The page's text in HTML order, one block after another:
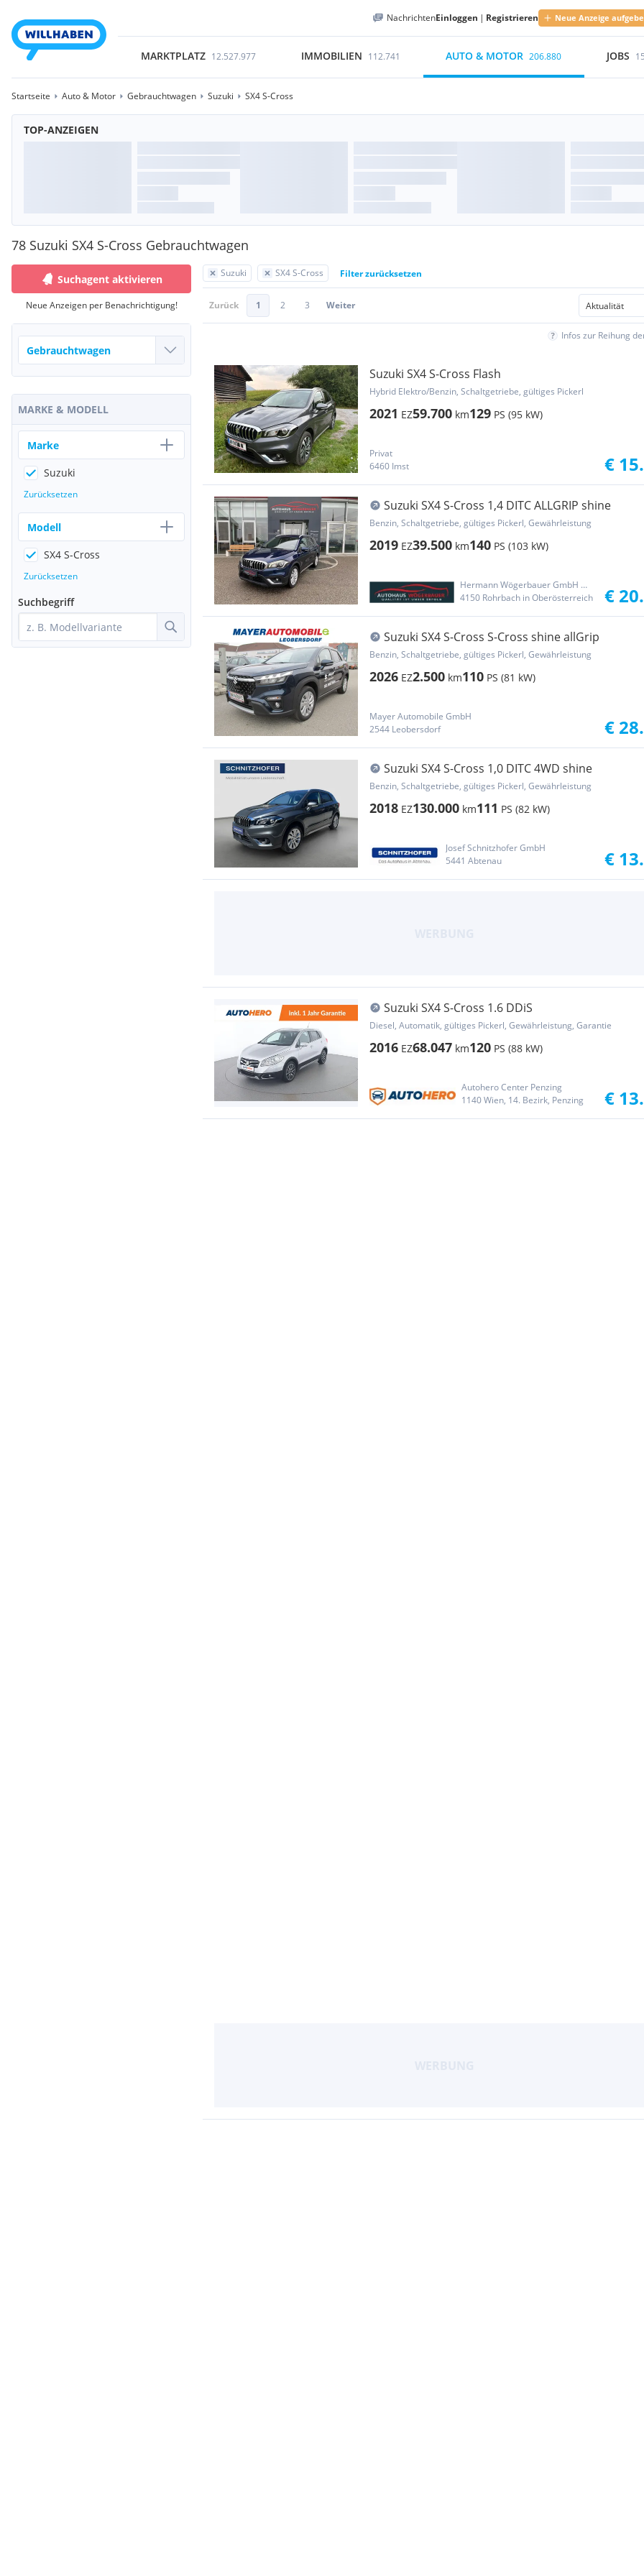
NachrichtenEinloggen | Registrieren Neue Anzeige
MARKTPLATZ 12.527.977 IMMOBILIEN 112.741 AUTO & MOTOR 206.880 JOBS
Startseite Auto & Motor Gebrauchtwagen Suzuki SX4 S-Cross
TOP-ANZEIGEN
78 Suzuki SX4 S-Cross Gebrauchtwagen
Suzuki SX4 S-Cross Filter zurücksetzen
Zurück 1 2 3 Weiter
Infos zur Reihung
Suzuki SX4 S-Cross Flash
Hybrid Elektro/Benzin, Schaltgetriebe, gültiges Pickerl
2021 EZ59.700 km129 PS (95 kW)
Privat
6460 Imst
€
Suzuki SX4 S-Cross 1,4 DITC ALLGRIP shine
Benzin, Schaltgetriebe, gültiges Pickerl, Gewährleistung
2019 EZ39.500 km140 PS (103 kW)
Hermann Wögerbauer GmbH & Co. KG
4150 Rohrbach in Oberösterreich
€
Suzuki SX4 S-Cross S-Cross shine allGrip
Benzin, Schaltgetriebe, gültiges Pickerl, Gewährleistung
2026 EZ2.500 km110 PS (81 kW)
Mayer Automobile GmbH
2544 Leobersdorf
€
Suzuki SX4 S-Cross 1,0 DITC 4WD shine
Benzin, Schaltgetriebe, gültiges Pickerl, Gewährleistung
2018 EZ130.000 km111 PS (82 kW)
Josef Schnitzhofer GmbH
5441 Abtenau
€
Suzuki SX4 S-Cross 1.6 DDiS
Diesel, Automatik, gültiges Pickerl, Gewährleistung, Garantie
2016 EZ68.047 km120 PS (88 kW)
Autohero Center Penzing
1140 Wien, 14. Bezirk, Penzing
€
Suchagent aktivieren
Neue Anzeigen per Benachrichtigung!
MARKE & MODELL
Marke
Suzuki
Zurücksetzen
Modell
SX4 S-Cross
Zurücksetzen
Suchbegriff